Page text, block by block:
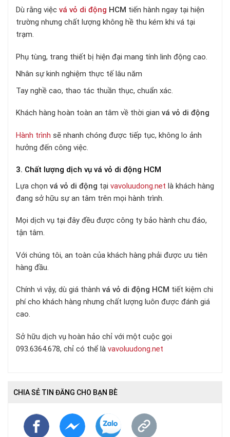
Dù rằng việc vá vỏ di động HCM tiến hành ngay tại hiện
trường nhưng chất lượng không hề thu kém khi vá tại
trạm.
Phụ tùng, trang thiết bị hiện đại mang tính linh động cao.
Nhân sự kinh nghiệm thực tế lâu năm
Tay nghề cao, thao tác thuần thục, chuẩn xác.
Khách hàng hoàn toàn an tâm về thời gian vá vỏ di động
Hành trình sẽ nhanh chóng được tiếp tục, không lo ảnh
hưởng đến công việc.
3. Chất lượng dịch vụ vá vỏ di động HCM
Lựa chọn vá vỏ di động tại vavoluudong.net là khách hàng
đang sở hữu sự an tâm trên mọi hành trình.
Mọi dịch vụ tại đây đều được công ty bảo hành chu đáo,
tận tâm.
Với chúng tôi, an toàn của khách hàng phải được ưu tiên
hàng đầu.
Chính vì vậy, dù giá thành vá vỏ di động HCM tiết kiệm chi
phí cho khách hàng nhưng chất lượng luôn được đánh giá
cao.
Sở hữu dịch vụ hoàn hảo chỉ với một cuộc gọi
093.6364.678, chỉ có thể là vavoluudong.net
CHIA SẺ TIN ĐĂNG CHO BẠN BÈ